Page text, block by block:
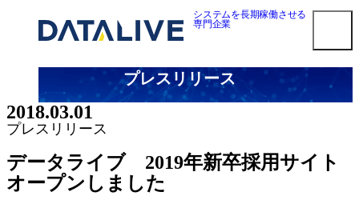
プ
システムを長期稼働させる
専門企業
smart3pm ログイン
対応メーカー
Dell EMC 第三者保守
HPE 第三者保守
NetApp 第三者保守
プレスリリース
2018.03.01
プレスリリース
データライブ 2019年新卒採用サイト
オープンしました